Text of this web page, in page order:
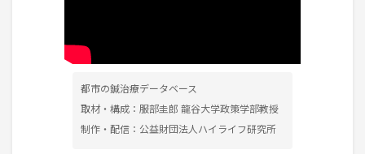
都市の鍼治療データベース
取材・構成：服部圭郎 龍谷大学政策学部教授
制作・配信：公益財団法人ハイライフ研究所